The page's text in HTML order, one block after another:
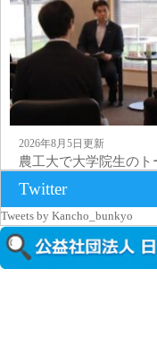
2026年8月5日更新
農工大で大学院生のト
Twitter
Tweets by Kancho_bunkyo